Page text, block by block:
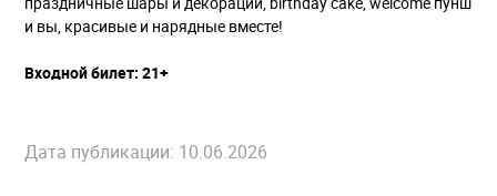
и вы, красивые и нарядные вместе!
Входной билет: 21+
Дата публикации: 10.06.2026